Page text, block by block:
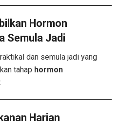
Hormon
Semula Jadi
dan semula jadi yang
tahap hormon
Harian